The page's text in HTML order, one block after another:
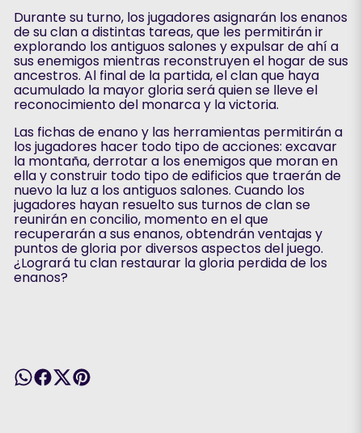
Durante su turno, los jugadores asignarán los enanos
de su clan a distintas tareas, que les permitirán ir
explorando los antiguos salones y expulsar de ahí a
sus enemigos mientras reconstruyen el hogar de sus
ancestros. Al final de la partida, el clan que haya
acumulado la mayor gloria será quien se lleve el
reconocimiento del monarca y la victoria.
Las fichas de enano y las herramientas permitirán a
los jugadores hacer todo tipo de acciones: excavar
la montaña, derrotar a los enemigos que moran en
ella y construir todo tipo de edificios que traerán de
nuevo la luz a los antiguos salones. Cuando los
jugadores hayan resuelto sus turnos de clan se
reunirán en concilio, momento en el que
recuperarán a sus enanos, obtendrán ventajas y
puntos de gloria por diversos aspectos del juego.
¿Logrará tu clan restaurar la gloria perdida de los
enanos?